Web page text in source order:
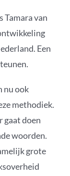
Tamara van
Een
nu ook
methodiek.
gaat doen
woorden.
grote